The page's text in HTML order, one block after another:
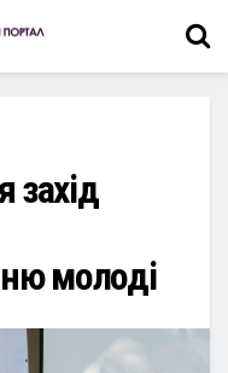
захід
молоді